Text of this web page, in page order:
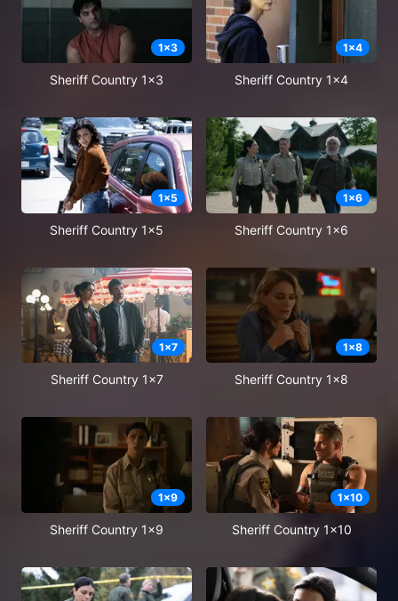
1x3
Sheriff Country 1x3
1x4
Sheriff Country 1x4
1x5
Sheriff Country 1x5
1x6
Sheriff Country 1x6
1x7
Sheriff Country 1x7
1x8
Sheriff Country 1x8
1x9
Sheriff Country 1x9
1x10
Sheriff Country 1x10